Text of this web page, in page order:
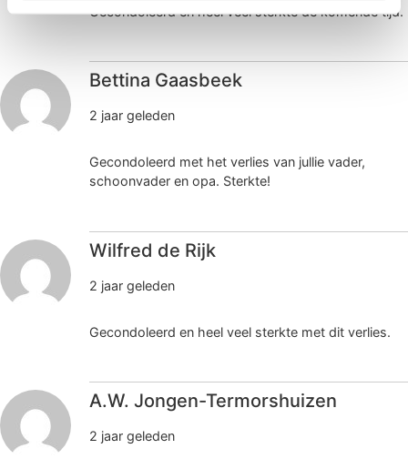
Gecondoleerd en heel veel sterkte de komende tijd.
Bettina Gaasbeek
2 jaar geleden
Gecondoleerd met het verlies van jullie vader,
schoonvader en opa. Sterkte!
Wilfred de Rijk
2 jaar geleden
Gecondoleerd en heel veel sterkte met dit verlies.
A.W. Jongen-Termorshuizen
2 jaar geleden